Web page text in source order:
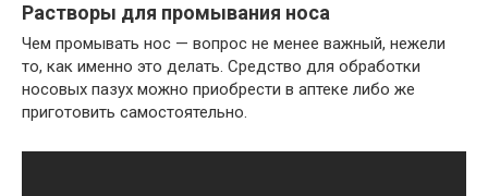
Растворы для промывания носа
Чем промывать нос — вопрос не менее важный, нежели
то, как именно это делать. Средство для обработки
носовых пазух можно приобрести в аптеке либо же
приготовить самостоятельно.